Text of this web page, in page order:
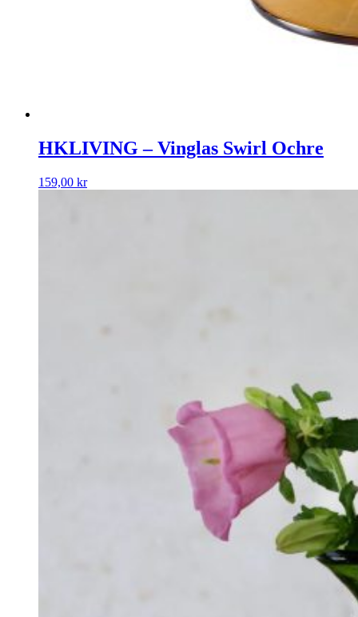
HKLIVING – Vinglas Swirl Ochre
159,00 kr